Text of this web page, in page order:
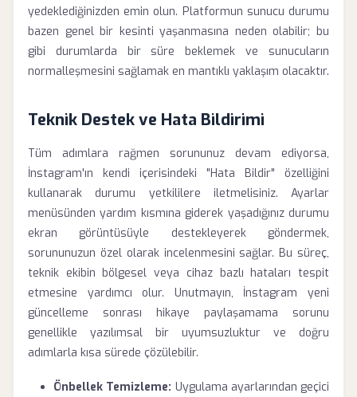
yedeklediğinizden emin olun. Platformun sunucu durumu
bazen genel bir kesinti yaşanmasına neden olabilir; bu
gibi durumlarda bir süre beklemek ve sunucuların
normalleşmesini sağlamak en mantıklı yaklaşım olacaktır.
Teknik Destek ve Hata Bildirimi
Tüm adımlara rağmen sorununuz devam ediyorsa,
İnstagram'ın kendi içerisindeki "Hata Bildir" özelliğini
kullanarak durumu yetkililere iletmelisiniz. Ayarlar
menüsünden yardım kısmına giderek yaşadığınız durumu
ekran görüntüsüyle destekleyerek göndermek,
sorununuzun özel olarak incelenmesini sağlar. Bu süreç,
teknik ekibin bölgesel veya cihaz bazlı hataları tespit
etmesine yardımcı olur. Unutmayın, İnstagram yeni
güncelleme sonrası hikaye paylaşamama sorunu
genellikle yazılımsal bir uyumsuzluktur ve doğru
adımlarla kısa sürede çözülebilir.
Önbellek Temizleme: Uygulama ayarlarından geçici